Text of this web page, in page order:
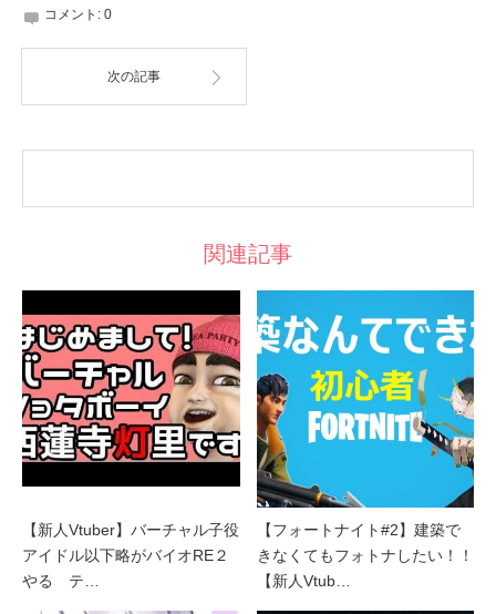
コメント: 0
次の記事
関連記事
【新人Vtuber】バーチャル子役
アイドル以下略がバイオRE２
やる テ…
【フォートナイト#2】建築で
きなくてもフォトナしたい！！
【新人Vtub…